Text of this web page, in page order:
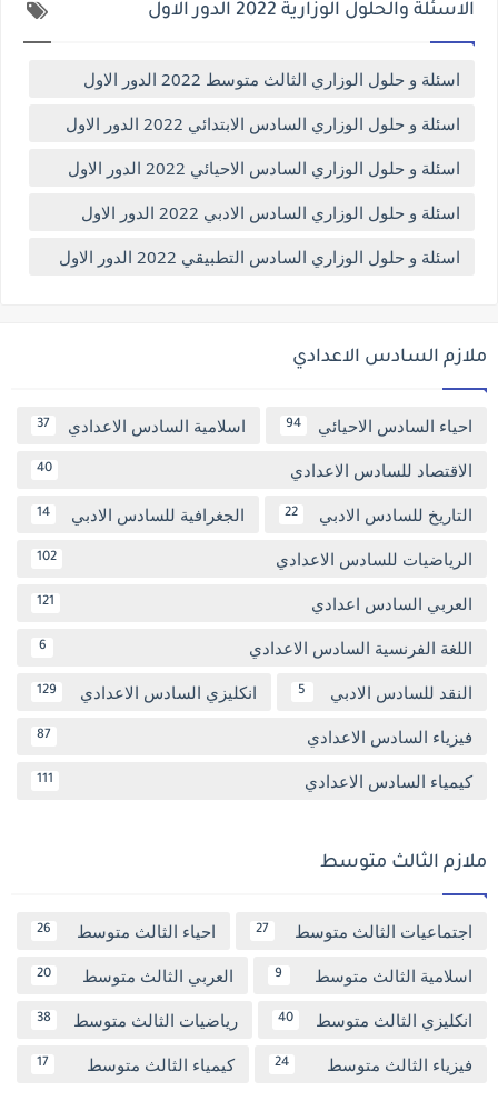
الاسئلة والحلول الوزارية 2022 الدور الاول
اسئلة و حلول الوزاري الثالث متوسط 2022 الدور الاول
اسئلة و حلول الوزاري السادس الابتدائي 2022 الدور الاول
اسئلة و حلول الوزاري السادس الاحيائي 2022 الدور الاول
اسئلة و حلول الوزاري السادس الادبي 2022 الدور الاول
اسئلة و حلول الوزاري السادس التطبيقي 2022 الدور الاول
ملازم السادس الاعدادي
احياء السادس الاحيائي 94 اسلامية السادس الاعدادي 37
الاقتصاد للسادس الاعدادي 40
التاريخ للسادس الادبي 22 الجغرافية للسادس الادبي 14
الرياضيات للسادس الاعدادي 102
العربي السادس اعدادي 121
اللغة الفرنسية السادس الاعدادي 6
النقد للسادس الادبي 5 انكليزي السادس الاعدادي 129
فيزياء السادس الاعدادي 87
كيمياء السادس الاعدادي 111
ملازم الثالث متوسط
اجتماعيات الثالث متوسط 27 احياء الثالث متوسط 26
اسلامية الثالث متوسط 9 العربي الثالث متوسط 20
انكليزي الثالث متوسط 40 رياضيات الثالث متوسط 38
فيزياء الثالث متوسط 24 كيمياء الثالث متوسط 17